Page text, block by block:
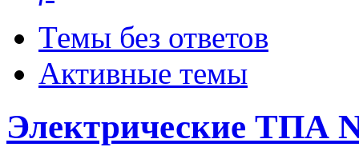
Темы без ответов
Активные темы
Электрические ТПА